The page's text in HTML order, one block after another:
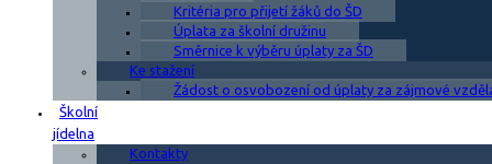
Kritéria pro přijetí žáků do ŠD
Úplata za školní družinu
Směrnice k výběru úplaty za ŠD
Ke stažení
Žádost o osvobození od úplaty za zájmové
Školní
jídelna
Kontakty